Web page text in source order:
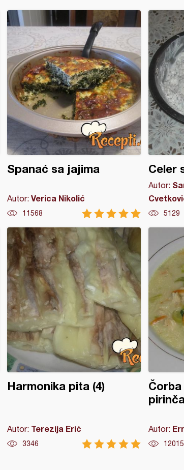
Spanać sa jajima
Autor: Verica Nikolić
11568
Celer
Autor:
5129
Harmonika pita (4)
Autor: Terezija Erić
3346
pirinča
Autor:
12015